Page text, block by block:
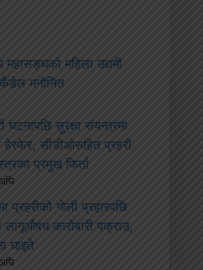
महासङ्घको महिला उद्यमी
कँडेल मनोनित
घटनापछि सुरक्षा संयन्त्रमा
हेरफेर, सीडीओसहित प्रहरी
प्रमुख फिर्ता
प्रहरीको गोली प्रहारपछि
लागूऔषध कारोबारी पक्राउ,
घाइते